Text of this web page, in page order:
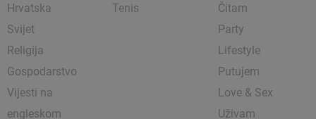
Hrvatska
Svijet
Religija
Gospodarstvo
Vijesti na
engleskom
Tenis
Čitam
Party
Lifestyle
Putujem
Love & Sex
Uživam